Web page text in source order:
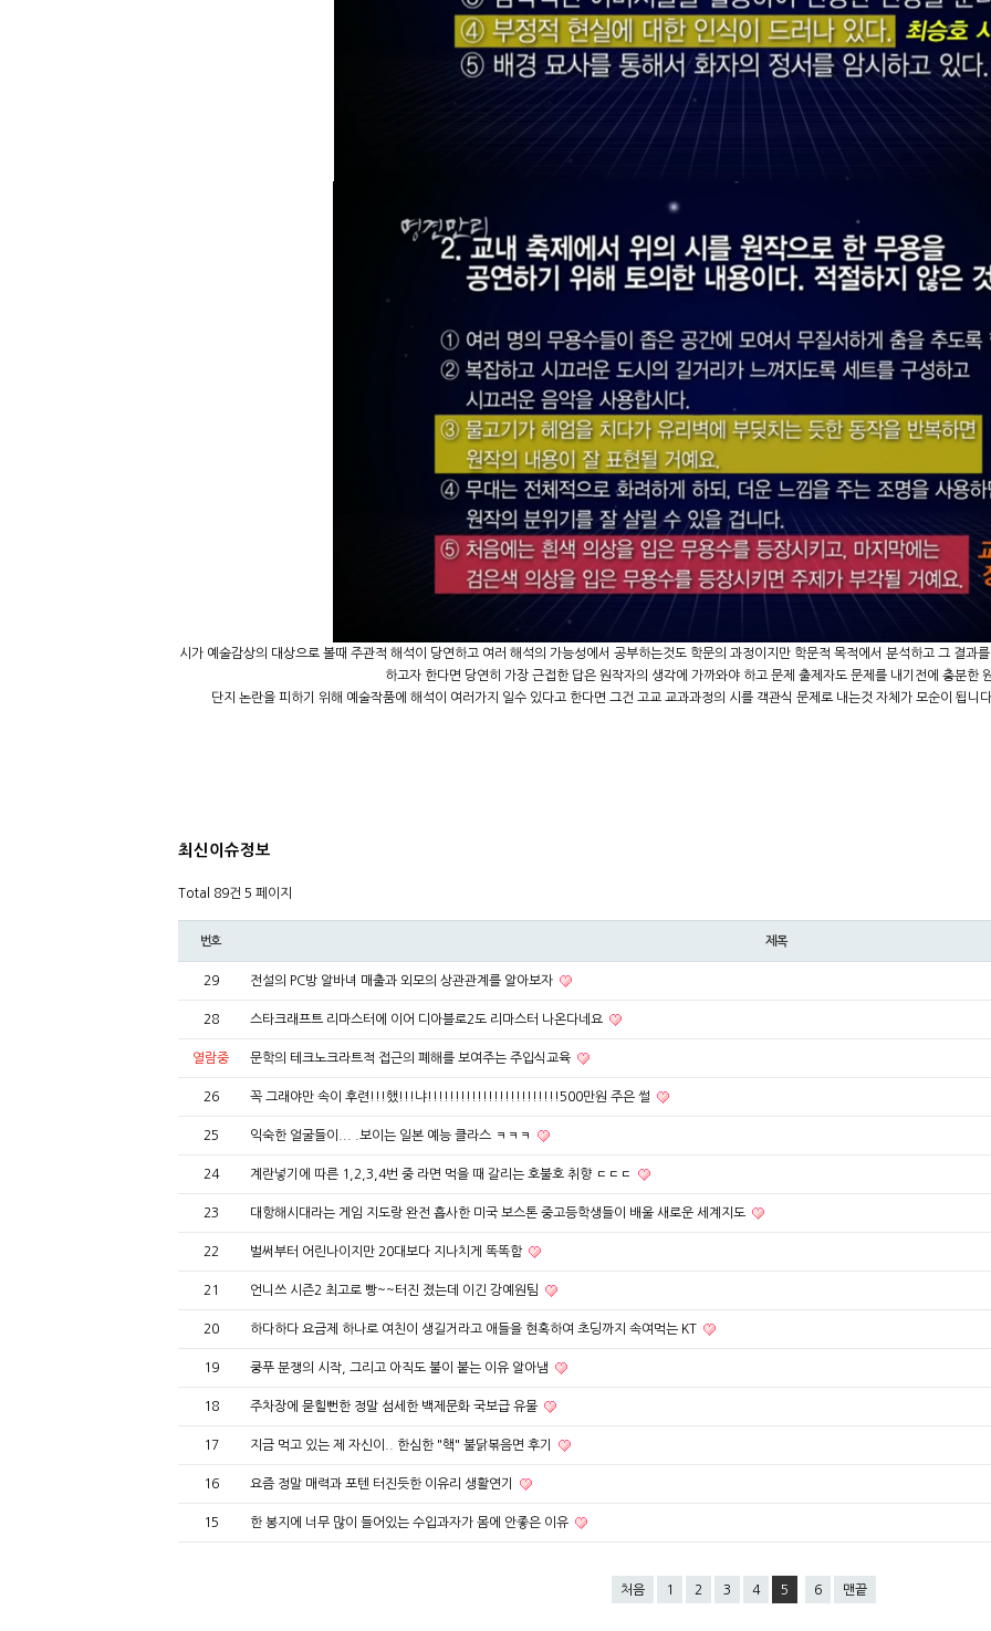
시가 예술감상의 대상으로 볼때 주관적 해석이 당연하고 여러 해석의 가능성에서 공부하는것도 학문의 과정이지만 학문적 목적에서 분석하고 그 결과
하고자 한다면 당연히 가장 근접한 답은 원작자의 생각에 가까와야 하고 문제 출제자도 문제를 내기전에 충분한
단지 논란을 피하기 위해 예술작품에 해석이 여러가지 일수 있다고 한다면 그건 고교 교과과정의 시를 객관식 문제로 내는것 자체가 모순이 됩
최신이슈정보
Total 89건 5 페이지
번호 제목
29 전설의 PC방 알바녀 매출과 외모의 상관관계를 알아보자
28 스타크래프트 리마스터에 이어 디아블로2도 리마스터 나온다네요
열람중 문학의 테크노크라트적 접근의 폐해를 보여주는 주입식교육
26 꼭 그래야만 속이 후련!!!했!!!냐!!!!!!!!!!!!!!!!!!!!!!!!500만원 주은 썰
25 익숙한 얼굴들이... .보이는 일본 예능 클라스 ㅋㅋㅋ
24 계란넣기에 따른 1,2,3,4번 중 라면 먹을 때 갈리는 호불호 취향 ㄷㄷㄷ
23 대항해시대라는 게임 지도랑 완전 흡사한 미국 보스톤 중고등학생들이 배울 새로운 세계지도
22 벌써부터 어린나이지만 20대보다 지나치게 똑똑함
21 언니쓰 시즌2 최고로 빵~~터진 졌는데 이긴 강예원팀
20 하다하다 요금제 하나로 여친이 생길거라고 애들을 현혹하여 초딩까지 속여먹는 KT
19 쿵푸 분쟁의 시작, 그리고 아직도 불이 붙는 이유 알아냄
18 주차장에 묻힐뻔한 정말 섬세한 백제문화 국보급 유물
17 지금 먹고 있는 제 자신이.. 한심한 "핵" 불닭볶음면 후기
16 요즘 정말 매력과 포텐 터진듯한 이유리 생활연기
15 한 봉지에 너무 많이 들어있는 수입과자가 몸에 안좋은 이유
처음 1 2 3 4 5 6 맨끝